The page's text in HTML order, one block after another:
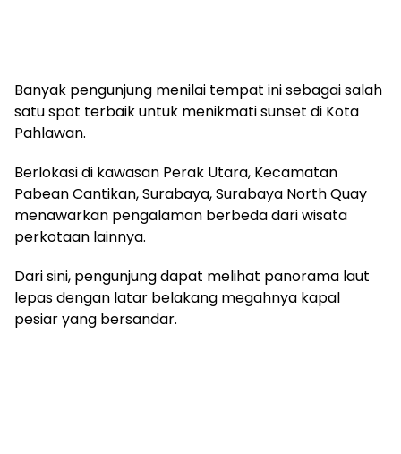
Banyak pengunjung menilai tempat ini sebagai salah
satu spot terbaik untuk menikmati sunset di Kota
Pahlawan.
Berlokasi di kawasan Perak Utara, Kecamatan
Pabean Cantikan, Surabaya, Surabaya North Quay
menawarkan pengalaman berbeda dari wisata
perkotaan lainnya.
Dari sini, pengunjung dapat melihat panorama laut
lepas dengan latar belakang megahnya kapal
pesiar yang bersandar.